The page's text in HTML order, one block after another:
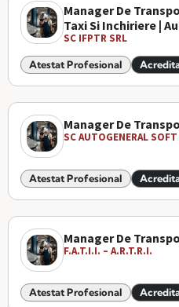
Manager De
Taxi Si Inchiriere |
SC IFPTR SRL
Atestat Profesional
Manager De
SC AUTOGENERAL
Atestat Profesional
Manager De
F.A.T.I.I. – A.R.T.R.I.
Atestat Profesional